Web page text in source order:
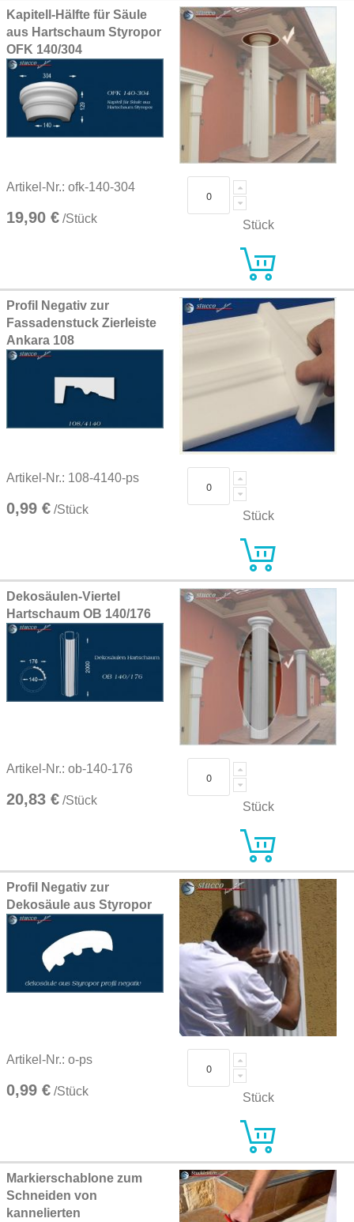
Grouped
product
items
Kapitell-Hälfte für Säule
aus Hartschaum Styropor
OFK 140/304
Artikel-Nr.: ofk-140-304
19,90 € /Stück Stück
Profil Negativ zur
Fassadenstuck Zierleiste
Ankara 108
Artikel-Nr.: 108-4140-ps
0,99 € /Stück Stück
Dekosäulen-Viertel
Hartschaum OB 140/176
Artikel-Nr.: ob-140-176
20,83 € /Stück Stück
Profil Negativ zur
Dekosäule aus Styropor
Artikel-Nr.: o-ps
0,99 € /Stück Stück
Markierschablone zum
Schneiden von
kannelierten